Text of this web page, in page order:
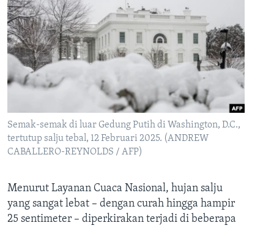
Semak-semak di luar Gedung Putih di Washington, D.C.,
tertutup salju tebal, 12 Februari 2025. (ANDREW
CABALLERO-REYNOLDS / AFP)
Menurut Layanan Cuaca Nasional, hujan salju
yang sangat lebat – dengan curah hingga hampir
25 sentimeter – diperkirakan terjadi di beberapa